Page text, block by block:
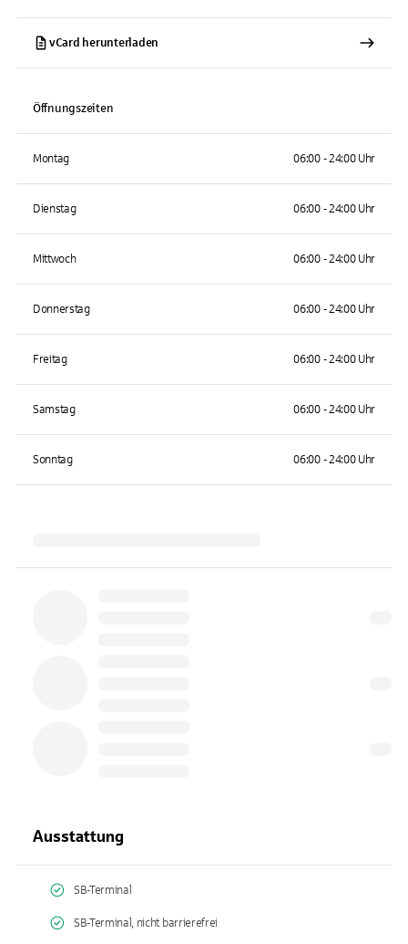
vCard herunterladen
Öffnungszeiten
Montag 06:00 - 24:00 Uhr
Dienstag 06:00 - 24:00 Uhr
Mittwoch 06:00 - 24:00 Uhr
Donnerstag 06:00 - 24:00 Uhr
Freitag 06:00 - 24:00 Uhr
Samstag 06:00 - 24:00 Uhr
Sonntag 06:00 - 24:00 Uhr
Ausstattung
SB-Terminal
SB-Terminal, nicht barrierefrei